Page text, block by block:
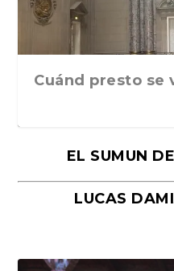
Cuánd presto se
EL SUMUN
LUCAS